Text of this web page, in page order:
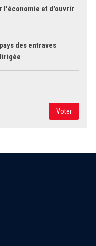
l'économie et d'ouvrir
des entraves
Voter